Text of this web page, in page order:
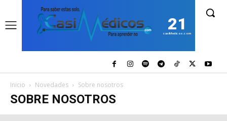
21
casiMedicos.com
Inicio Novedades Sobre nosotros
SOBRE NOSOTROS